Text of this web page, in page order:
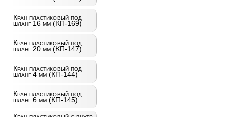
Кран пластиковый под
шланг 16 мм (КП-169)
Кран пластиковый под
шланг 20 мм (КП-147)
Кран пластиковый под
шланг 4 мм (КП-144)
Кран пластиковый под
шланг 6 мм (КП-145)